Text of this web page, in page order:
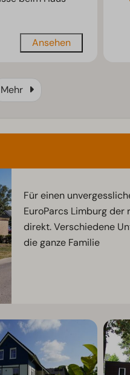
Ansehen
Mehr
Für einen
EuroParcs Limburg der
direkt. Verschiedene
die ganze Familie